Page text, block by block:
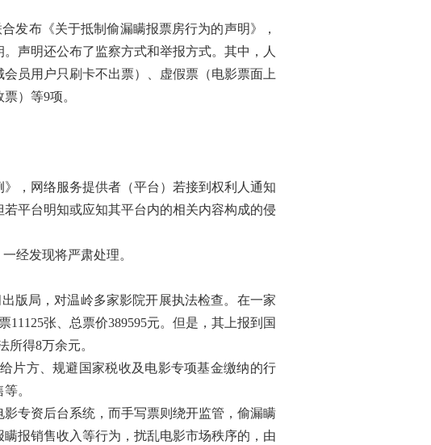
布《关于抵制偷漏瞒报票房行为的声明》，
声明还公布了监察方式和举报方式。其中，人
员用户只刷卡不出票）、虚假票（电影票面上
）等9项。
，网络服务提供者（平台）若接到权利人通知
平台明知或应知其平台内的相关内容构成的侵
经发现将严肃处理。
版局，对温岭多家影院开展执法检查。在一家
张、总票价389595元。但是，其上报到国
所得8万余元。
方、规避国家税收及电影专项基金缴纳的行
。
专资后台系统，而手写票则绕开监管，偷漏瞒
报销售收入等行为，扰乱电影市场秩序的，由